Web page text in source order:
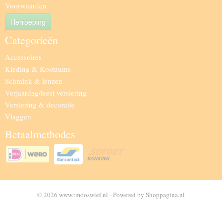
Voorwaarden
Herroeping
Categorieën
Accessoires
Kleding & Kostuums
Schmink & lenzen
Verjaardag/feest versiering
Versiering & decoratie
Vlaggen
Betaalmethodes
© 2026 www.tmooswief.nl - Powered by Shoppagina.nl